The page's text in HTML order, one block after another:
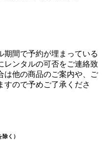
期間で予約が埋まっている
レンタルの可否をご連絡致
は他の商品のご案内や、ご
すので予めご了承くださ
く）